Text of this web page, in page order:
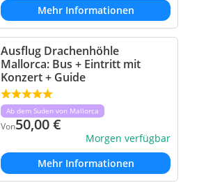
Mehr Informationen
Ausflug Drachenhöhle
Mallorca: Bus + Eintritt mit
Konzert + Guide
Ab dem Suden von Mallorca
Von50,00€
Morgen verfügbar
Mehr Informationen